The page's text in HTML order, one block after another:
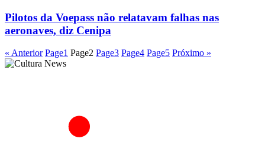
Pilotos da Voepass não relatavam falhas nas
aeronaves, diz Cenipa
« Anterior Page1 Page2 Page3 Page4 Page5 Próximo »